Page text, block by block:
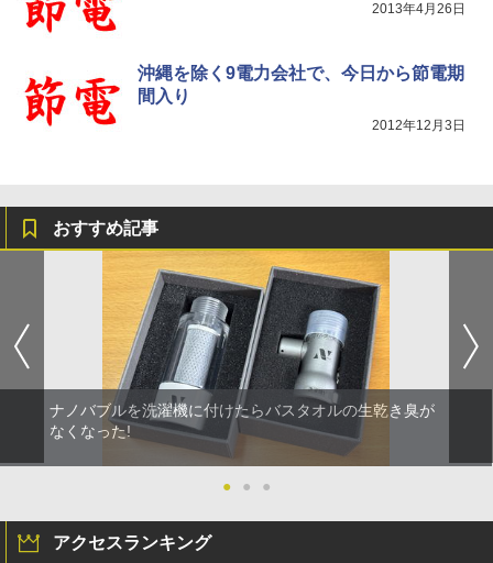
2013年4月26日
沖縄を除く9電力会社で、今日から節電期
間入り
2012年12月3日
おすすめ記事
ナノバブルを洗濯機に付けたらバスタオルの生乾き臭が
なくなった!
● ● ●
アクセスランキング